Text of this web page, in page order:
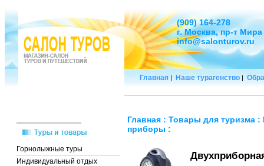
Горнолыжные туры
Индивидуальный отдых
Главная | Наше турагенство |
Главная : Товары для туризма :
приборы :
(909) 164-278
г. Москва, пр-т Мира
info@salonturov.ru